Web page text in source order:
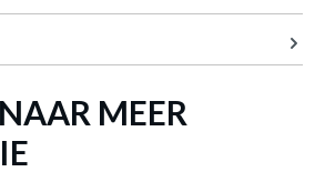
12 cmMEER
3 Del. Zwart/Zwart/Zwart
winkelmandje